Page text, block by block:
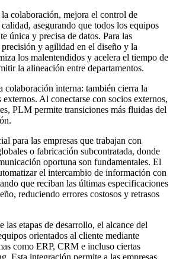
colaboración, mejora el control de
asegurando que todos los equipos
única y precisa de datos. Para las
precisión y agilidad en el diseño y la
los malentendidos y acelera el tiempo de
la alineación entre departamentos.
colaboración interna: también cierra la
externos. Al conectarse con socios externos,
PLM permite transiciones más fluidas del
para las empresas que trabajan con
o fabricación subcontratada, donde
oportuna son fundamentales. El
el intercambio de información con
que reciban las últimas especificaciones
reduciendo errores costosos y retrasos
las etapas de desarrollo, el alcance del
orientados al cliente mediante
como ERP, CRM e incluso ciertas
Esta integración permite a las empresas